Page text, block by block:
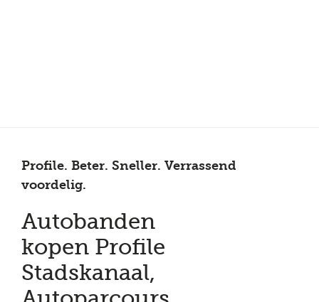
Profile. Beter. Sneller. Verrassend
voordelig.
Autobanden
kopen Profile
Stadskanaal,